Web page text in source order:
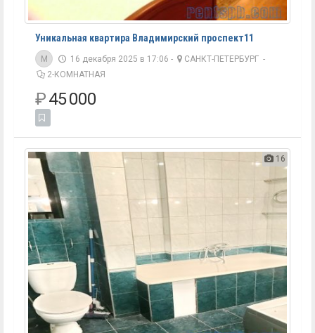
Уникальная квартира Владимирский проспект11
M 16 декабря 2025 в 17:06 - САНКТ-ПЕТЕРБУРГ -
2-КОМНАТНАЯ
₽45 000
16